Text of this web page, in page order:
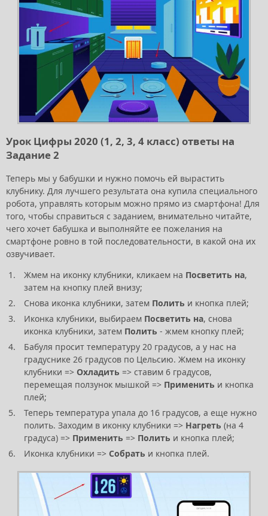
Урок Цифры 2020 (1, 2, 3, 4 класс) ответы на
Задание 2
Теперь мы у бабушки и нужно помочь ей вырастить
клубнику. Для лучшего результата она купила специального
робота, управлять которым можно прямо из смартфона! Для
того, чтобы справиться с заданием, внимательно читайте,
чего хочет бабушка и выполняйте ее пожелания на
смартфоне ровно в той последовательности, в какой она их
озвучивает.
Жмем на иконку клубники, кликаем на Посветить на,
затем на кнопку плей внизу;
Снова иконка клубники, затем Полить и кнопка плей;
Иконка клубники, выбираем Посветить на, снова
иконка клубники, затем Полить - жмем кнопку плей;
Бабуля просит температуру 20 градусов, а у нас на
градуснике 26 градусов по Цельсию. Жмем на иконку
клубники => Охладить => ставим 6 градусов,
перемещая ползунок мышкой => Применить и кнопка
плей;
Теперь температура упала до 16 градусов, а еще нужно
полить. Заходим в иконку клубники => Нагреть (на 4
градуса) => Применить => Полить и кнопка плей;
Иконка клубники => Собрать и кнопка плей.